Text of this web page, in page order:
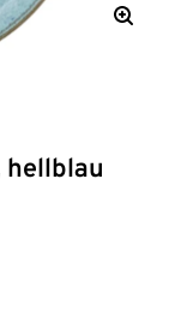
hellblau